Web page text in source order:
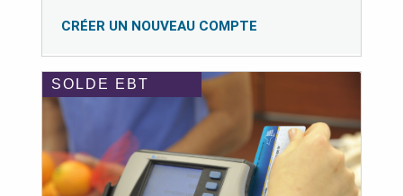
CRÉER UN NOUVEAU COMPTE
SOLDE EBT